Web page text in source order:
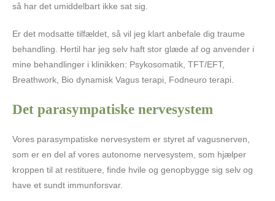
så har det umiddelbart ikke sat sig.
Er det modsatte tilfældet, så vil jeg klart anbefale dig traume
behandling. Hertil har jeg selv haft stor glæde af og anvender i
mine behandlinger i klinikken: Psykosomatik, TFT/EFT,
Breathwork, Bio dynamisk Vagus terapi, Fodneuro terapi.
Det parasympatiske nervesystem
Vores parasympatiske nervesystem er styret af vagusnerven,
som er en del af vores autonome nervesystem, som hjælper
kroppen til at restituere, finde hvile og genopbygge sig selv og
have et sundt immunforsvar.